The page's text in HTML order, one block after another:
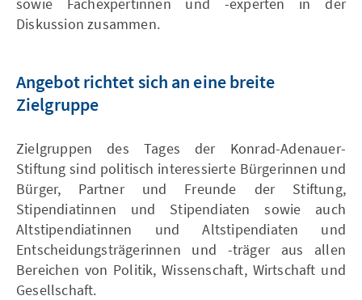
Diskussion zusammen.
Angebot richtet sich an eine breite
Zielgruppe
Zielgruppen des Tages der Konrad-Adenauer-
Stiftung sind politisch interessierte Bürgerinnen und
Bürger, Partner und Freunde der Stiftung,
Stipendiatinnen und Stipendiaten sowie auch
Altstipendiatinnen und Altstipendiaten und
Entscheidungsträgerinnen und -träger aus allen
Bereichen von Politik, Wissenschaft, Wirtschaft und
Gesellschaft.